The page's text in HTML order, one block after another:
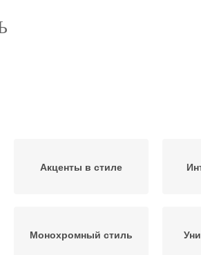
Акценты в стиле
Монохромный стиль